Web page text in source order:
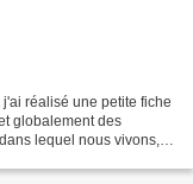
réalisé une petite fiche
globalement des
lequel nous vivons,